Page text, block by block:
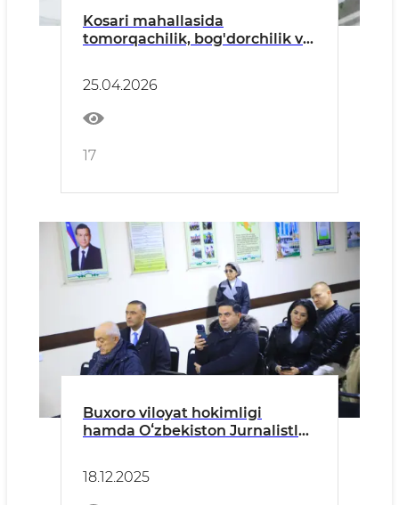
Kosari mahallasida
tomorqachilik, bog'dorchilik va
Hamroyev xonadonlari
misolida.
25.04.2026
17
Buxoro viloyat hokimligi
hamda Oʻzbekiston Jurnalistlar
“Farovon mahalla – kelajak
18.12.2025